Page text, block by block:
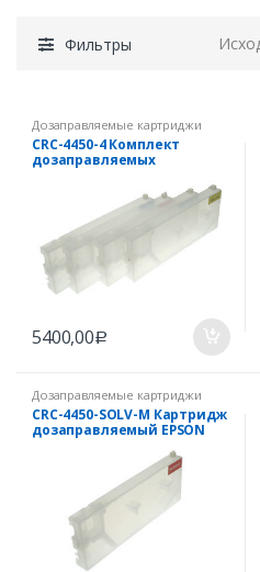
Фильтры
Дозаправляемые картриджи
CRC-4450-4 Комплект
дозаправляемых
Stylus Pro 4450 300 мл +
5400,00Р
Дозаправляемые картриджи
CRC-4450-SOLV-M Картридж
дозаправляемый EPSON